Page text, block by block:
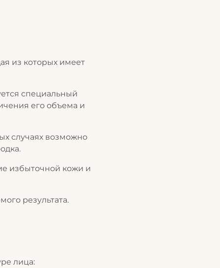
из которых имеет
специальный
его объема и
случаях возможно
избыточной кожи и
результата.
лица: